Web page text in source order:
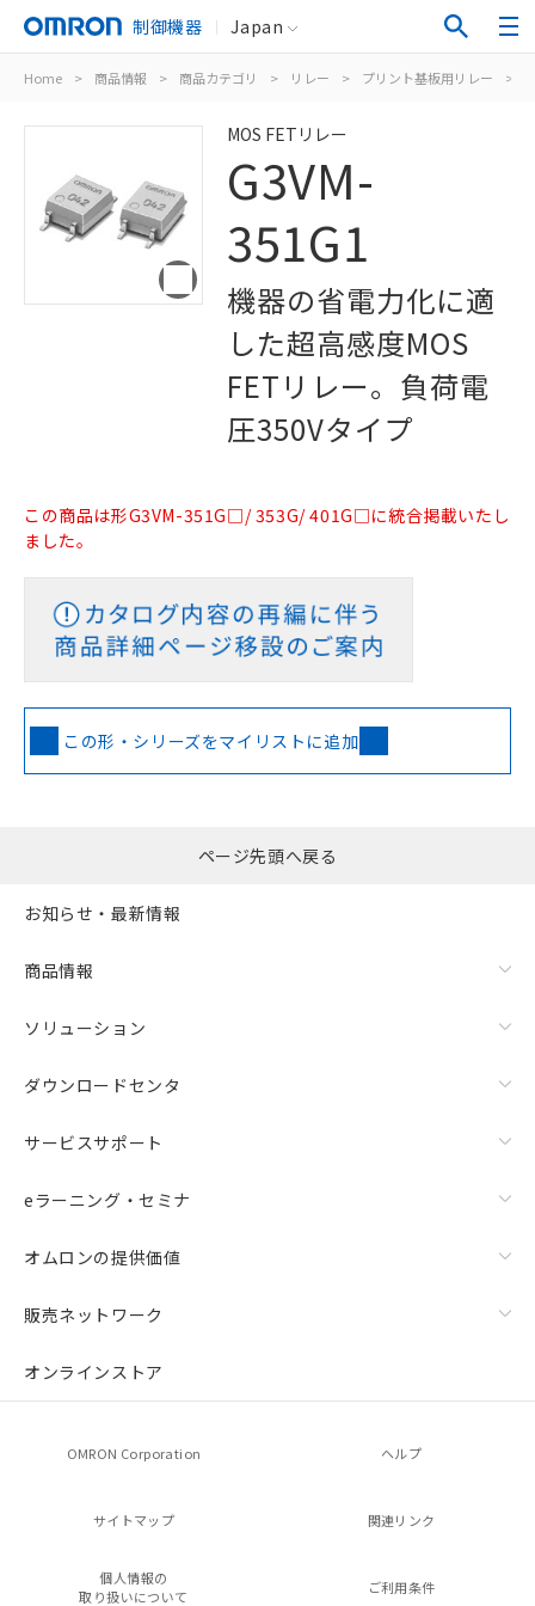
制御機器 Japan
Home > 商品情報 > 商品カテゴリ > リレー > プリント基板用リレー >
MOS FETリレー
G3VM-
351G1
機器の省電力化に適
した超高感度MOS
FETリレー。負荷電
圧350Vタイプ
この商品は形G3VM-351G□/ 353G/ 401G□に統合掲載いたし
ました。
この形・シリーズをマイリストに追加
ページ先頭へ戻る
お知らせ・最新情報
商品情報
ソリューション
ダウンロードセンタ
サービスサポート
eラーニング・セミナ
オムロンの提供価値
販売ネットワーク
オンラインストア
OMRON Corporation ヘルプ
サイトマップ 関連リンク
個人情報の
取り扱いについて
ご利用条件